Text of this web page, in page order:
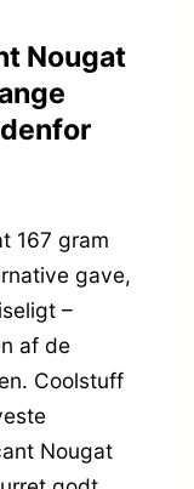
Nougat
167 gram
gave,
–
af de
Coolstuff
Nougat